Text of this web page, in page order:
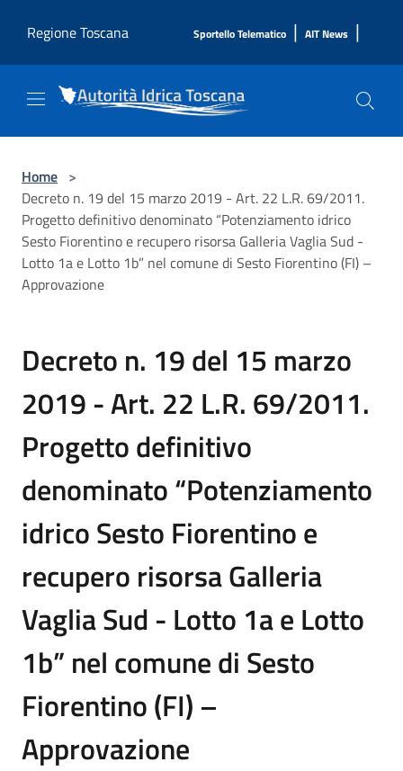
Regione Toscana
Sportello Telematico | AIT News |
Home >
Decreto n. 19 del 15 marzo 2019 - Art. 22 L.R. 69/2011.
Progetto definitivo denominato “Potenziamento idrico
Sesto Fiorentino e recupero risorsa Galleria Vaglia Sud -
Lotto 1a e Lotto 1b” nel comune di Sesto Fiorentino (FI) –
Approvazione
Decreto n. 19 del 15 marzo
2019 - Art. 22 L.R. 69/2011.
Progetto definitivo
denominato “Potenziamento
idrico Sesto Fiorentino e
recupero risorsa Galleria
Vaglia Sud - Lotto 1a e Lotto
1b” nel comune di Sesto
Fiorentino (FI) –
Approvazione